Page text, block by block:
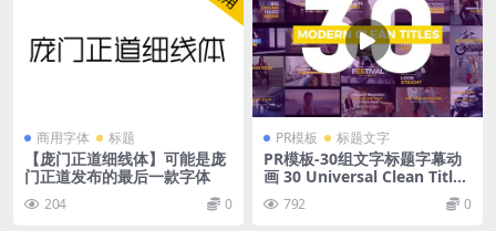
商用字体 标题
【庞门正道细线体】可能是庞
门正道发布的最后一款字体
204 0
PR模板 标题文字
PR模板-30组文字标题字幕动
画 30 Universal Clean Titles
– Premiere Pro Templates
792 0